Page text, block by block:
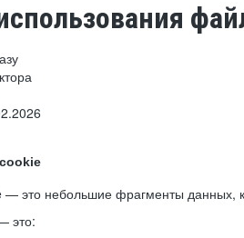
это небольшие фрагменты данных,
это: